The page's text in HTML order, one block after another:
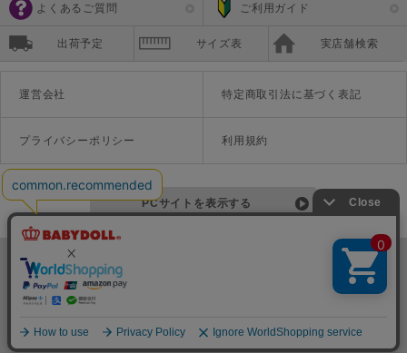
よくあるご質問 ご利用ガイド
出荷予定 サイズ表 実店舗検索
運営会社 特定商取引法に基づく表記
プライバシーポリシー 利用規約
PCサイトを表示する
©Disney ©Disney/Pixar ©Disney. Based on the "Winnie the Pooh" works by A.A. Milne and E.H. Shepard.